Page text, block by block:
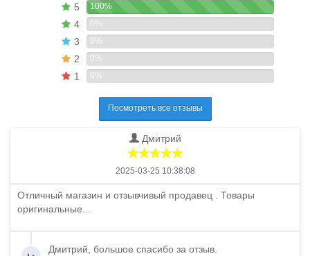
5 100%
4 0%
3 0%
2 0%
1 0%
Посмотреть все отзывы
Дмитрий
2025-03-25 10:38:08
Отличный магазин и отзывчивый продавец . Товары
оригинальные...
Дмитрий, большое спасибо за отзыв.